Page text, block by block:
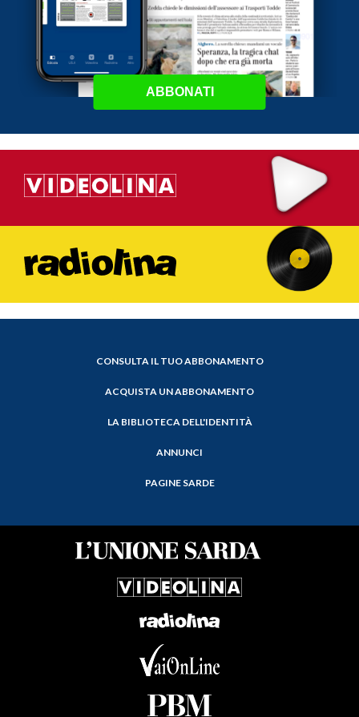
ABBONATI
CONSULTA IL TUO ABBONAMENTO
ACQUISTA UN ABBONAMENTO
LA BIBLIOTECA DELL'IDENTITÀ
ANNUNCI
PAGINE SARDE